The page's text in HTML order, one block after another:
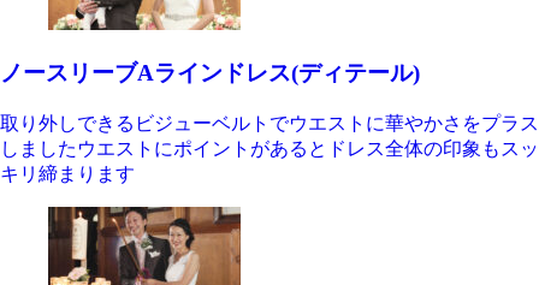
ノースリーブAラインドレス(ディテール)
取り外しできるビジューベルトでウエストに華やかさをプラス
しましたウエストにポイントがあるとドレス全体の印象もスッ
キリ締まります